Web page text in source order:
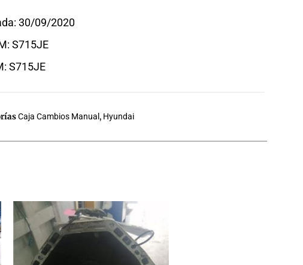
30/09/2020
S715JE
S715JE
Caja Cambios Manual , Hyundai